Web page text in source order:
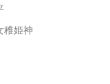
稚姫神